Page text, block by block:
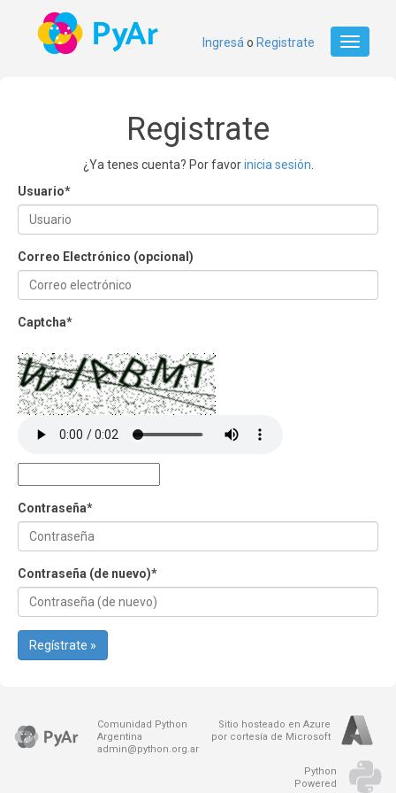
Toggle
Ingresá o Registrate
Registrate
¿Ya tenes cuenta? Por favorinicia sesión
Usuario*
Correo Electrónico (opcional)
Captcha*
Contraseña*
Contraseña (de nuevo)*
Regístrate »
Comunidad Python
Argentina
admin@python.org.ar
Sitio hosteado en Azure
por cortesía de Microsoft
Python
Powered